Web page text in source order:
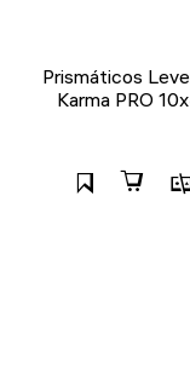
Prismáticos
Karma PRO